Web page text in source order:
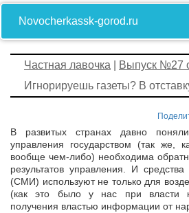
Novocherkassk-gorod.ru
Частная лавочка Выпуск №27
Игнорируешь газеты? В
В развитых странах давно
управления государством (так же,
вообще чем-либо) необходима
результатов управления. И
(СМИ) используют не только для
(как это было у нас при власти
получения властью информации от